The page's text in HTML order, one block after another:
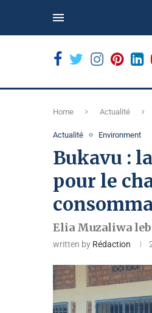
BUKAVU : LE
Home Actualité
Actualité Environment
Bukavu :
pour le
Elia Muzaliwa
written by Rédaction